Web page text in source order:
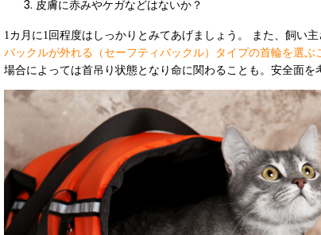
皮膚に赤みやケガなどはないか？
1カ月に1回程度はしっかりとみてあげましょう。 また、飼い
バックルが外れる（セーフティバックル）タイプの首輪を選ぶ
場合によっては首吊り状態となり命に関わることも。安全面